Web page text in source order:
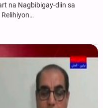
na Nagbibigay-diin sa